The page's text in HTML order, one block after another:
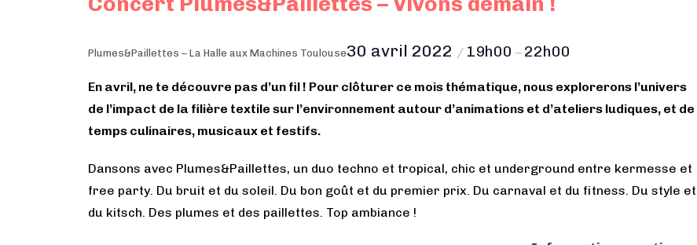
Plumes&Paillettes – La Halle aux Machines Toulouse30 avril 2022 / 19h00 – 22h00
En avril, ne te découvre pas d’un fil ! Pour clôturer ce mois thématique, nous explorerons l’univers
de l’impact de la filière textile sur l’environnement autour d’animations et d’ateliers ludiques, et de
temps culinaires, musicaux et festifs.
Dansons avec Plumes&Paillettes, un duo techno et tropical, chic et underground entre kermesse et
free party. Du bruit et du soleil. Du bon goût et du premier prix. Du carnaval et du fitness. Du style et
du kitsch. Des plumes et des paillettes. Top ambiance !